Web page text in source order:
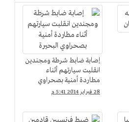
إصابة ضابط شرطة ومجندين
انقلبت سيارتهم أثناء
مطاردة أمنية بصحراوي
البحيرة
28 فبراير 2014 5:41 م